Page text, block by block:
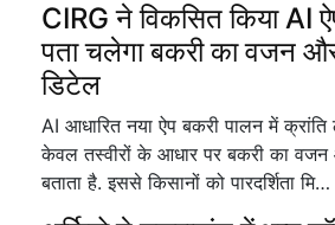
CIRG ने विकसित किया AI
पता चलेगा बकरी का वजन
डिटेल
AI आधारित नया ऐप बकरी पालन में क्रांति
केवल तस्वीरों के आधार पर बकरी का वजन
बताता है. इससे किसानों को पारदर्शिता मि…